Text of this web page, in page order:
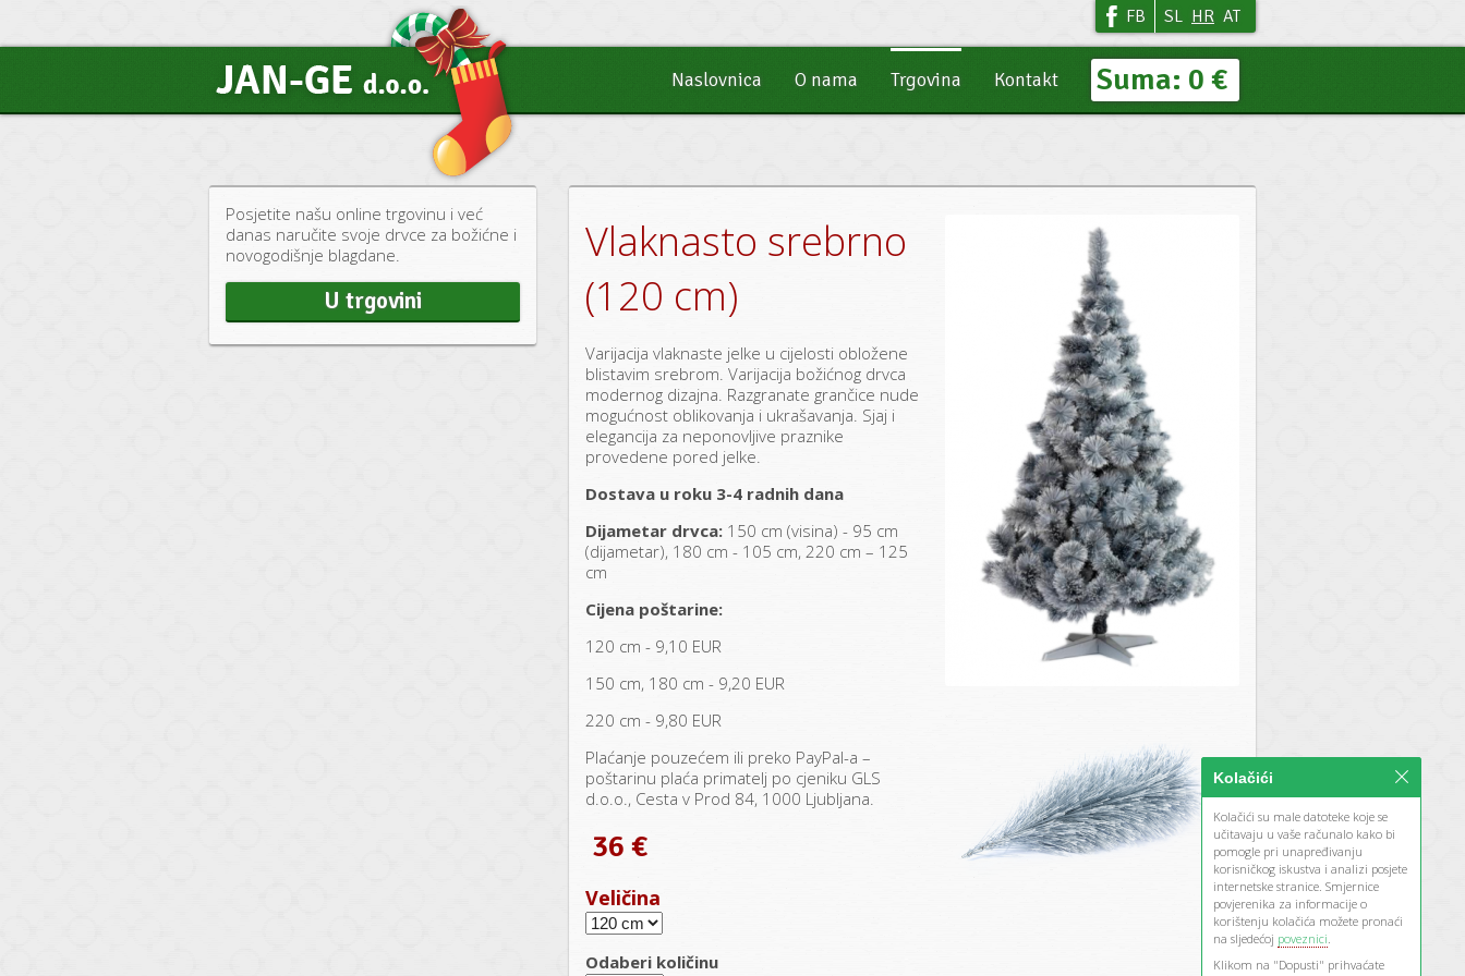
Kolačići
Kolačići su male datoteke koje se
učitavaju u vaše računalo kako bi
pomogle pri unapređivanju
korisničkog iskustva i analizi posjete
internetske stranice. Smjernice
povjerenika za informacije o
korištenju kolačića možete pronaći
na sljedećoj poveznici.
Klikom na "Dopusti" prihvaćate
FB SL HR AT
Suma: 0 €
Naslovnica O nama Trgovina Kontakt
Posjetite našu online trgovinu i već
danas naručite svoje drvce za božićne i
novogodišnje blagdane.
U trgovini
Vlaknasto srebrno
(120 cm)
Varijacija vlaknaste jelke u cijelosti obložene
blistavim srebrom. Varijacija božićnog drvca
modernog dizajna. Razgranate grančice nude
mogućnost oblikovanja i ukrašavanja. Sjaj i
elegancija za neponovljive praznike
provedene pored jelke.
Dostava u roku 3-4 radnih dana
Dijametar drvca: 150 cm (visina) - 95 cm
(dijametar), 180 cm - 105 cm, 220 cm – 125
cm
Cijena poštarine:
120 cm - 9,10 EUR
150 cm, 180 cm - 9,20 EUR
220 cm - 9,80 EUR
Plaćanje pouzećem ili preko PayPal-a –
poštarinu plaća primatelj po cjeniku GLS
d.o.o., Cesta v Prod 84, 1000 Ljubljana.
36 €
Veličina
Odaberi količinu